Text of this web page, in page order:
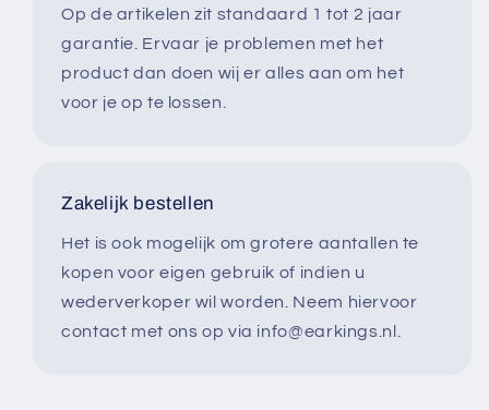
Op de artikelen zit standaard 1 tot 2 jaar
garantie. Ervaar je problemen met het
product dan doen wij er alles aan om het
voor je op te lossen.
Zakelijk bestellen
Het is ook mogelijk om grotere aantallen te
kopen voor eigen gebruik of indien u
wederverkoper wil worden. Neem hiervoor
contact met ons op via info@earkings.nl.